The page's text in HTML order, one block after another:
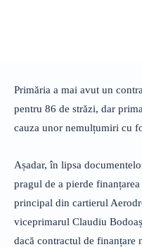
Primăria a mai avut un
pentru 86 de străzi, dar
cauza unor nemulțumiri cu
Așadar, în lipsa
pragul de a pierde
principal din cartierul
viceprimarul Claudiu
dacă contractul de finanțare